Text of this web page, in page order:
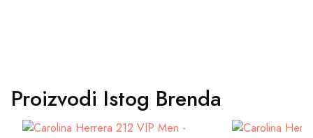
Proizvodi Istog Brenda